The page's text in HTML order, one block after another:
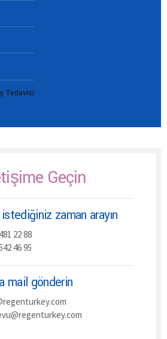
Tedavisi
Geçin
zaman arayın
22 88
46 95
mail gönderin